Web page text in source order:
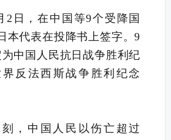
2日，在中国等9个受降国
本代表在投降书上签字。9
中国人民抗日战争胜利纪
反法西斯战争胜利纪念
，中国人民以伤亡超过